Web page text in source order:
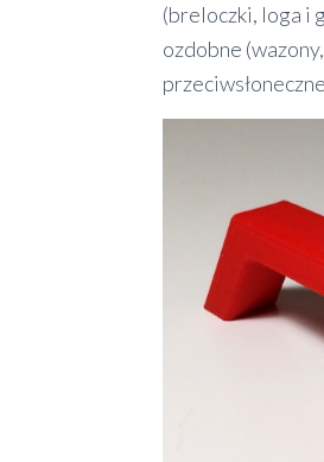
(breloczki, loga i
ozdobne